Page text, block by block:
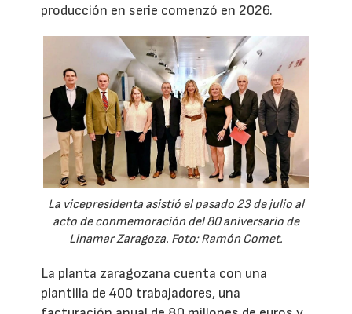
producción en serie comenzó en 2026.
La vicepresidenta asistió el pasado 23 de julio al
acto de conmemoración del 80 aniversario de
Linamar Zaragoza. Foto: Ramón Comet.
La planta zaragozana cuenta con una
plantilla de 400 trabajadores, una